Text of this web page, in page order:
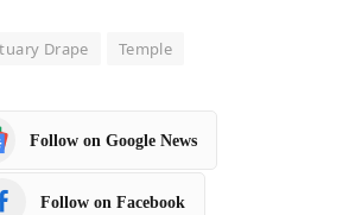
Drape Temple
Follow on Google News
Follow on Facebook